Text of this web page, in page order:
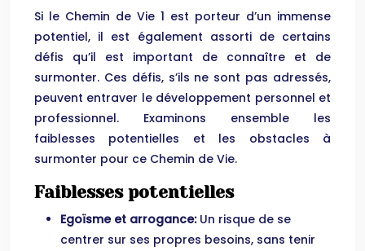
Si le Chemin de Vie 1 est porteur d’un immense
potentiel, il est également assorti de certains
défis qu’il est important de connaître et de
surmonter. Ces défis, s’ils ne sont pas adressés,
peuvent entraver le développement personnel et
professionnel. Examinons ensemble les
faiblesses potentielles et les obstacles à
surmonter pour ce Chemin de Vie.
Faiblesses potentielles
Egoïsme et arrogance: Un risque de se
centrer sur ses propres besoins, sans tenir